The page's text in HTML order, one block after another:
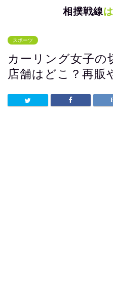
相撲戦線
スポーツ
カーリング女子の
店舗はどこ？再販